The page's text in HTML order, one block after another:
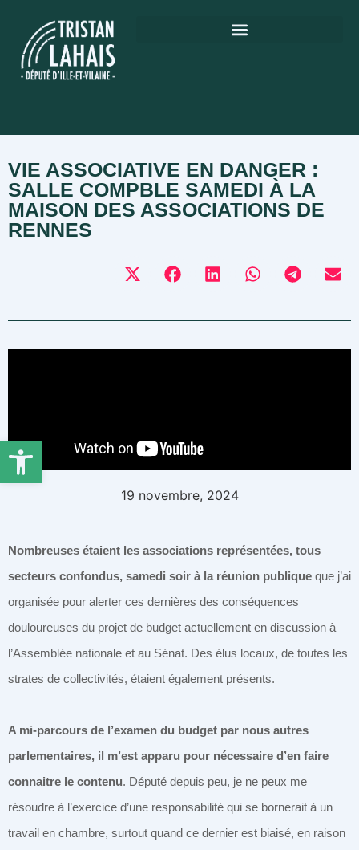
Ouvrir la barre d’outils
VIE ASSOCIATIVE EN DANGER :
SALLE COMPBLE SAMEDI À LA
MAISON DES ASSOCIATIONS DE
RENNES
19 novembre, 2024
Nombreuses étaient les associations représentées, tous
secteurs confondus, samedi soir à la réunion publique que j’ai
organisée pour alerter ces dernières des conséquences
douloureuses du projet de budget actuellement en discussion à
l’Assemblée nationale et au Sénat. Des élus locaux, de toutes les
strates de collectivités, étaient également présents.
A mi-parcours de l’examen du budget par nous autres
parlementaires, il m’est apparu pour nécessaire d’en faire
connaitre le contenu. Député depuis peu, je ne peux me
résoudre à l’exercice d’une responsabilité qui se bornerait à un
travail en chambre, surtout quand ce dernier est biaisé, en raison